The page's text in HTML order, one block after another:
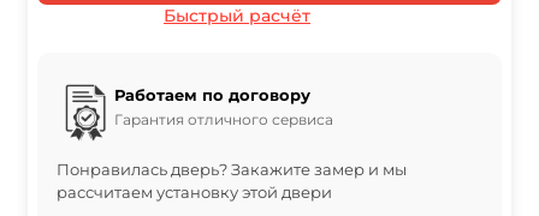
Быстрый расчёт
Работаем по договору
Гарантия отличного сервиса
Понравилась дверь? Закажите замер и мы
рассчитаем установку этой двери